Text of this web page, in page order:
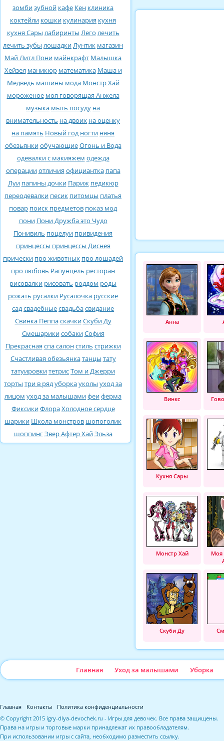
зомбизубной кафе Кен клиника
коктейли кошки кулинария кухня
кухня Сары лабиринты Лего лечить
лечить зубы лошадкиЛунтик магазин
Май Литл Пони майнкрафт Малышка
Хейзел маникюр математика Маша и
Медведь машины мода Монстр Хай
мороженое моя говорящая Анжела
музыка мыть посуду на
внимательность на двоих на оценку
на память Новый год ногти няня
обезьянкиобучающиеОгонь и Вода
одевалки с макияжем одежда
операцииотличия официантка папа
Луи папины дочки Париж педикюр
переодевалки песик питомцы платья
повар поиск предметов показ мод
пони Пони Дружба это Чудо
Понивиль поцелуи привидения
принцессы принцессы Диснея
прически про животных про лошадей
про любовь Рапунцель ресторан
рисовалки рисовать роддом роды
рожать русалки Русалочка русские
садсвадебныесвадьбасвидание
Свинка ПеппаскачкиСкуби Ду
СмешарикисобакиСофия
Прекрасная спа салонстиль стрижки
Счастливая обезьянкатанцы тату
татуировкитетрисТом и Джерри
торты три в рядуборкауколы уход за
лицом уход за малышамифеиферма
ФиксикиФлораХолодное сердце
шарики Школа монстров шопоголик
шоппингЭвер Афтер ХайЭльза
Анна
Винкс
Кухня Сары
Монстр Хай
Моя
Скуби Ду
Главная Уход за малышами Уборка
Главная Контакты
Политика конфиденциальности
© Copyright 2015 igry-dlya-devochek.ru - Игры для девочек. Все права защищены.
Права на игры и торговые марки принадлежат их правообладателям.
При использовании игры с сайта, необходимо разместить ссылку.